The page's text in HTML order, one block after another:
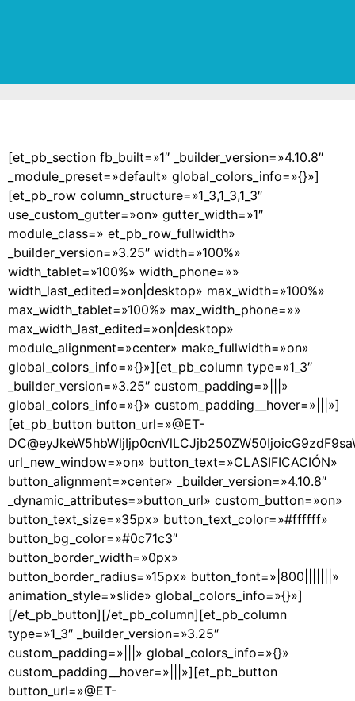
[et_pb_section fb_built=»1″ _builder_version=»4.10.8″
_module_preset=»default» global_colors_info=»{}»]
[et_pb_row column_structure=»1_3,1_3,1_3″
use_custom_gutter=»on» gutter_width=»1″
module_class=» et_pb_row_fullwidth»
_builder_version=»3.25″ width=»100%»
width_tablet=»100%» width_phone=»»
width_last_edited=»on|desktop» max_width=»100%»
max_width_tablet=»100%» max_width_phone=»»
max_width_last_edited=»on|desktop»
module_alignment=»center» make_fullwidth=»on»
global_colors_info=»{}»][et_pb_column type=»1_3″
_builder_version=»3.25″ custom_padding=»|||»
global_colors_info=»{}» custom_padding__hover=»|||»]
[et_pb_button button_url=»@ET-
url_new_window=»on» button_text=»CLASIFICACIÓN»
button_alignment=»center» _builder_version=»4.10.8″
_dynamic_attributes=»button_url» custom_button=»on»
button_text_size=»35px» button_text_color=»#ffffff»
button_bg_color=»#0c71c3″
button_border_width=»0px»
button_border_radius=»15px» button_font=»|800|||||||»
animation_style=»slide» global_colors_info=»{}»]
[/et_pb_button][/et_pb_column][et_pb_column
type=»1_3″ _builder_version=»3.25″
custom_padding=»|||» global_colors_info=»{}»
custom_padding__hover=»|||»][et_pb_button
button_url=»@ET-